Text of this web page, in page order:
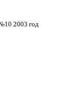
2003 год